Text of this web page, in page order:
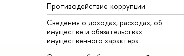
Противодействие коррупции
Сведения о доходах, расходах, об
имуществе и обязательствах
имущественного характера